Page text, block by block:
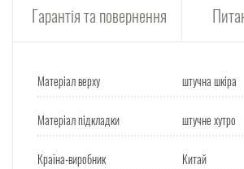
Гарантія та повернення
Матеріал верху штучна шкіра
Матеріал підкладки штучне хутро
Країна-виробник Китай